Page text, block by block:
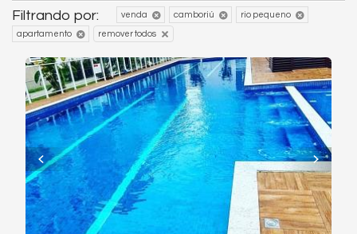
Filtrando por: venda camboriú rio pequeno
apartamento remover todos